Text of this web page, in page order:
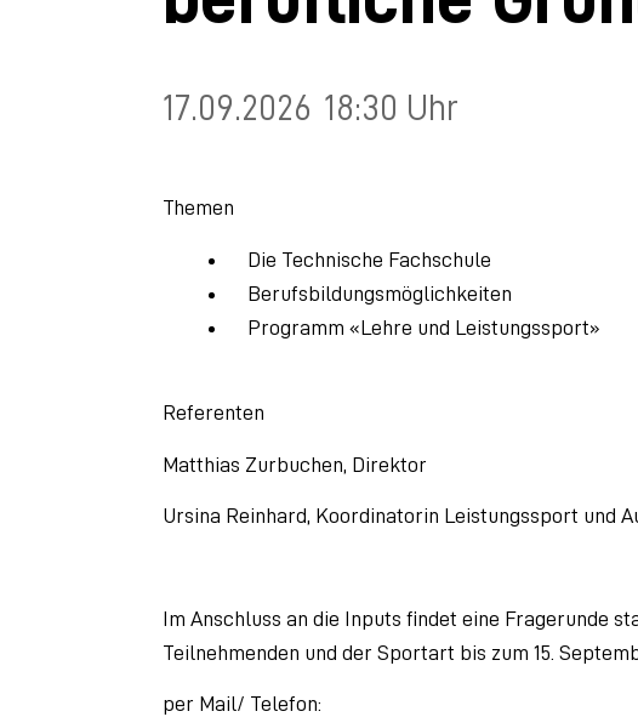
17.09.2026 18:30 Uhr
Themen
Die Technische Fachschule
Berufsbildungsmöglichkeiten
Programm «Lehre und Leistungssport»
Referenten
Matthias Zurbuchen, Direktor
Ursina Reinhard, Koordinatorin Leistungssport und
Im Anschluss an die Inputs findet eine Fragerunde
Teilnehmenden und der Sportart bis zum 15.
per Mail/ Telefon: